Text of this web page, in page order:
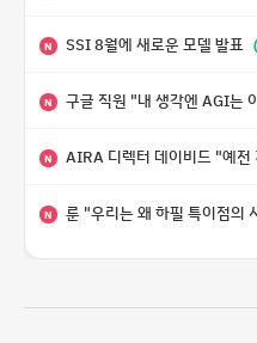
N SSI 8월에 새로운 모델 발표
N 구글 직원 "내 생각엔 AGI는
N AIRA 디렉터 데이비드 "예전 기준으로 ASI,
N 룬 "우리는 왜 하필 특이점의